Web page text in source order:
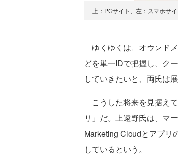
上：PCサイト、左：スマホサ
ゆくゆくは、オウンド
どを単一IDで把握し、ク
していきたいと、両氏は展
こうした将来を見据え
リ」だ。上遠野氏は、マ
Marketing Cloudとアプリ
しているという。